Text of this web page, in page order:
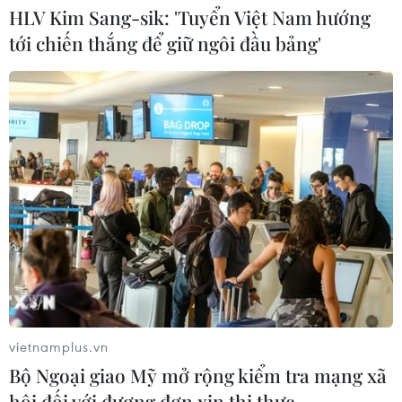
CƠ QUAN CHỦ QUẢN: THÔNG TẤN XÃ VIỆT NAM
Tổng Biên tập: TRẦN TIẾN DUẨN
Phó Tổng Biên tập: NGUYỄN THỊ TÁM, KHÚC THANH
THỦY
Sở hữu trí tuệ
Quy định sử dụng
RSS
Hỗ trợ
Ngôn ngữ
TTXVN
Dịch vụ tin
Quảng cáo
HLV Kim Sang-sik: 'Tuyển Việt Nam hướng
tới chiến thắng để giữ ngôi đầu bảng'
vietnamplus.vn
Bộ Ngoại giao Mỹ mở rộng kiểm tra mạng xã